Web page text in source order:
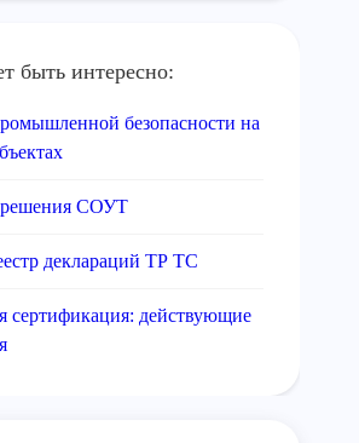
быть интересно:
безопасности на
СОУТ
деклараций ТР ТС
сертификация: действующие